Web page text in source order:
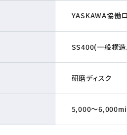
YASKAWA協働
SS400(一般構
研磨ディスク
5,000～